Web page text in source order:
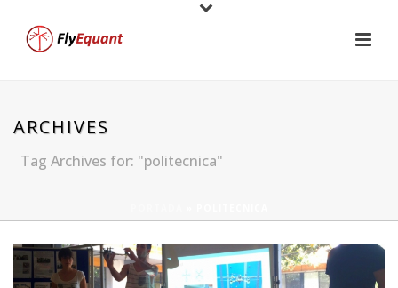
ARCHIVES
Tag Archives for: "politecnica"